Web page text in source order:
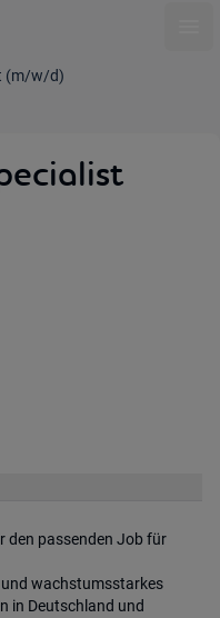
(m/w/d)
den passenden Job für
und wachstumsstarkes
in Deutschland und